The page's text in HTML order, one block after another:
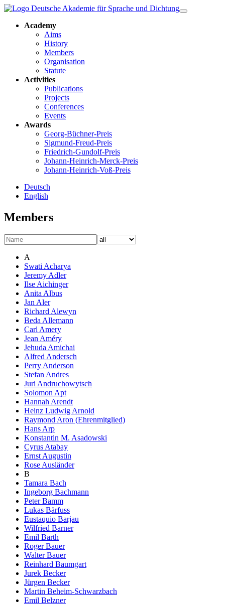
Academy
Aims
History
Members
Organisation
Statute
Activities
Publications
Projects
Conferences
Events
Awards
Georg-Büchner-Preis
Sigmund-Freud-Preis
Friedrich-Gundolf-Preis
Johann-Heinrich-Merck-Preis
Johann-Heinrich-Voß-Preis
Deutsch
English
Members
A
Swati Acharya
Jeremy Adler
Ilse Aichinger
Anita Albus
Jan Aler
Richard Alewyn
Beda Allemann
Carl Amery
Jean Améry
Jehuda Amichai
Alfred Andersch
Perry Anderson
Stefan Andres
Juri Andruchowytsch
Solomon Apt
Hannah Arendt
Heinz Ludwig Arnold
Raymond Aron (Ehrenmitglied)
Hans Arp
Konstantin M. Asadowski
Cyrus Atabay
Ernst Augustin
Rose Ausländer
B
Tamara Bach
Ingeborg Bachmann
Peter Bamm
Lukas Bärfuss
Eustaquio Barjau
Wilfried Barner
Emil Barth
Roger Bauer
Walter Bauer
Reinhard Baumgart
Jurek Becker
Jürgen Becker
Martin Beheim-Schwarzbach
Emil Belzner